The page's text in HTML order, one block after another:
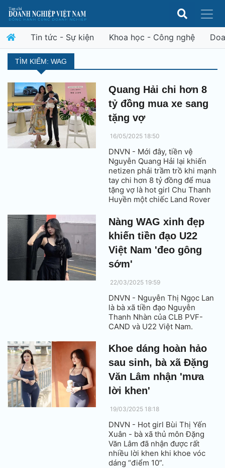
Tin tức - Sự kiện Khoa học - Công nghệ
TÌM KIẾM: WAG
Quang Hải chi hơn 8
tỷ đồng mua xe sang
tặng vợ
16/05/2025 18:50
DNVN - Mới đây, tiền vệ
Nguyễn Quang Hải lại khiến
netizen phải trầm trồ khi mạnh
tay chi hơn 8 tỷ đồng để mua
tặng vợ là hot girl Chu Thanh
Huyền một chiếc Land Rover
Nàng WAG xinh đẹp
khiến tiền đạo U22
Việt Nam 'đeo gông
sớm'
22/03/2025 19:59
DNVN - Nguyễn Thị Ngọc Lan
là bà xã tiền đạo Nguyễn
Thanh Nhàn của CLB PVF-
CAND và U22 Việt Nam.
Khoe dáng hoàn hảo
sau sinh, bà xã Đặng
Văn Lâm nhận 'mưa
lời khen'
19/03/2025 18:18
DNVN - Hot girl Bùi Thị Yến
Xuân - bà xã thủ môn Đặng
Văn Lâm đã nhận được rất
nhiều lời khen khi khoe vóc
dáng “điểm 10”.